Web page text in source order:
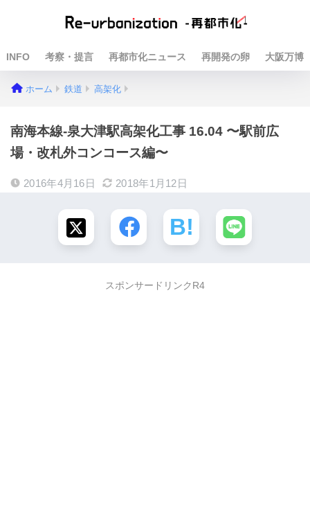
INFO 考察・提言 再都市化ニュース 再開発の卵 大阪万博
ホーム 鉄道 高架化
南海本線-泉大津駅高架化工事 16.04 〜駅前広
場・改札外コンコース編〜
2016年4月16日 2018年1月12日
スポンサードリンクR4